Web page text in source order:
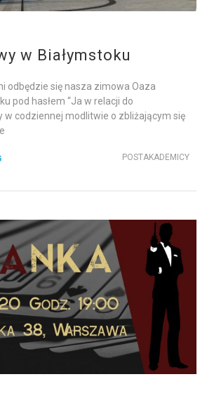
w Białymstoku
odbędzie się nasza zimowa Oaza
pod hasłem “Ja w relacji do
w codziennej modlitwie o zbliżającym się
POSTAKADEMICY